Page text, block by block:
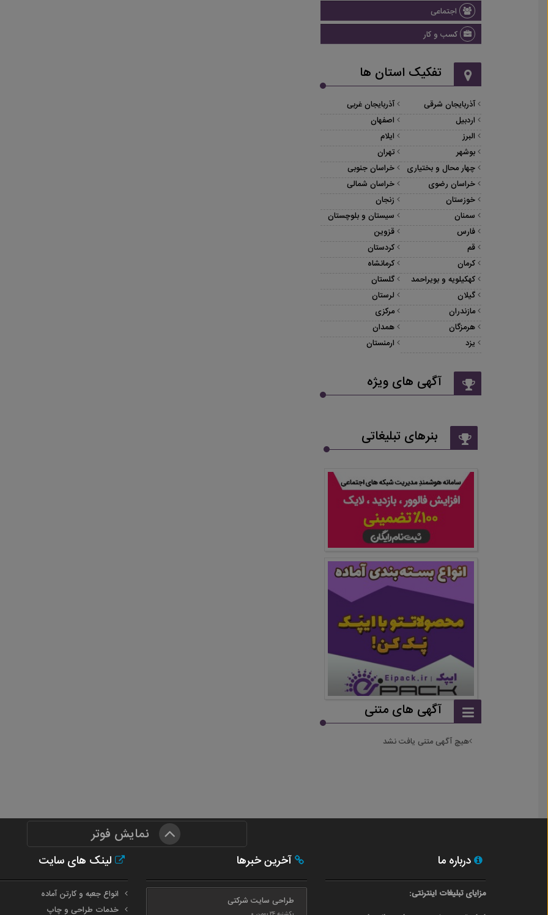
اجتماعی
کسب و کار
تفکیک استان ها
آذربایجان شرقی
آذربایجان غربی
اردبیل
اصفهان
البرز
ایلام
بوشهر
تهران
چهار محال و بختیاری
خراسان جنوبی
خراسان رضوی
خراسان شمالی
خوزستان
زنجان
سمنان
سیستان و بلوچستان
فارس
قزوین
قم
کردستان
کرمان
کرمانشاه
کهکیلویه و بویراحمد
گلستان
گیلان
لرستان
مازندران
مرکزی
هرمزگان
همدان
یزد
ارمنستان
آگهی های ویژه
بنرهای تبلیغاتی
آگهی های متنی
هیچ آگهی متنی یافت نشد
نمایش فوتر
درباره ما
مزایای تبلیغات اینترنتی:
آخرین خبرها
طراحی سایت شرکتی
لینک های سایت
انواع جعبه و کارتن آماده
خدمات طراحی و چاپ